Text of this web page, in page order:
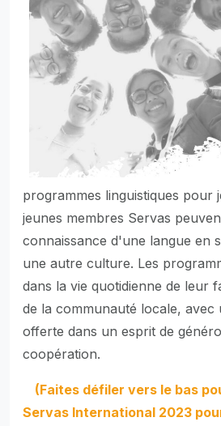
programmes linguistiques pour
jeunes membres Servas
connaissance d'une langue en
une autre culture. Les
dans la vie quotidienne de leur
de la communauté locale, avec
offerte dans un esprit de
coopération.
(Faites défiler vers le bas
Servas International 2023